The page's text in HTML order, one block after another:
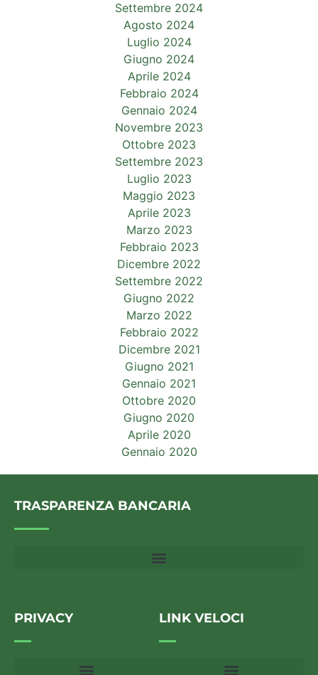
Settembre 2024
Agosto 2024
Luglio 2024
Giugno 2024
Aprile 2024
Febbraio 2024
Gennaio 2024
Novembre 2023
Ottobre 2023
Settembre 2023
Luglio 2023
Maggio 2023
Aprile 2023
Marzo 2023
Febbraio 2023
Dicembre 2022
Settembre 2022
Giugno 2022
Marzo 2022
Febbraio 2022
Dicembre 2021
Giugno 2021
Gennaio 2021
Ottobre 2020
Giugno 2020
Aprile 2020
Gennaio 2020
TRASPARENZA BANCARIA
PRIVACY LINK VELOCI